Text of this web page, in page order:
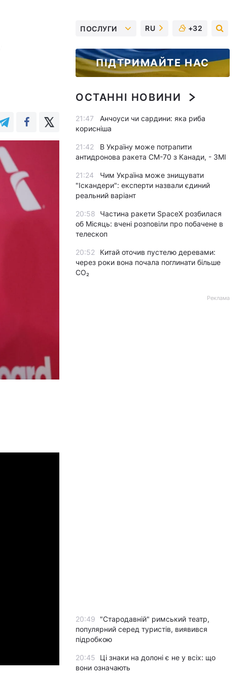
ПОСЛУГИ RU +32
ПІДТРИМАЙТЕ НАС
ОСТАННІ НОВИНИ
21:47
Анчоуси чи сардини: яка риба
корисніша
21:42
В Україну може потрапити
антидронова ракета CM-70 з Канади, - ЗМІ
21:24
Чим Україна може знищувати
"Іскандери": експерти назвали єдиний
реальний варіант
20:58
Частина ракети SpaceX розбилася
об Місяць: вчені розповіли про побачене в
телескоп
20:52
Китай оточив пустелю деревами:
через роки вона почала поглинати більше
CO₂
Реклама
20:49
"Стародавній" римський театр,
популярний серед туристів, виявився
підробкою
20:45
Ці знаки на долоні є не у всіх: що
вони означають